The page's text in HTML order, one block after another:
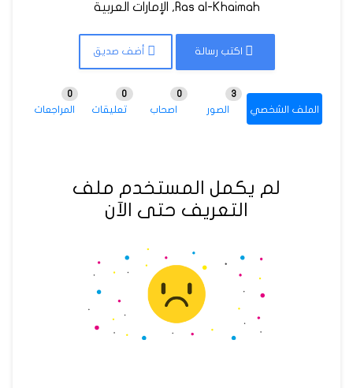
Ras al-Khaimah, الإمارات العربية
اكتب رسالة أضف صديق
الملف الشخصي الصور
3
اصحاب
0
تعليقات
0
المراجعات
0
لم يكمل المستخدم ملف
التعريف حتى الآن